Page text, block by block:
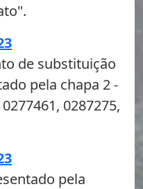
de substituição
pela chapa 2 -
0287275,
pela